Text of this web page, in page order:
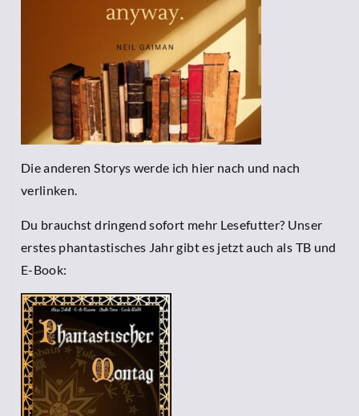
Die anderen Storys werde ich hier nach und nach
verlinken.
Du brauchst dringend sofort mehr Lesefutter? Unser
erstes phantastisches Jahr gibt es jetzt auch als TB und
E-Book: